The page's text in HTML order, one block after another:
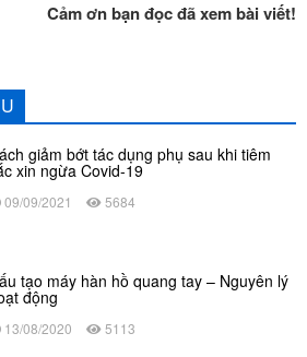
Cảm ơn bạn đọc đã xem bài viết!
giảm bớt tác dụng phụ sau khi tiêm
xin ngừa Covid-19
09/09/2021 5684
tạo máy hàn hồ quang tay – Nguyên lý
động
13/08/2020 5113